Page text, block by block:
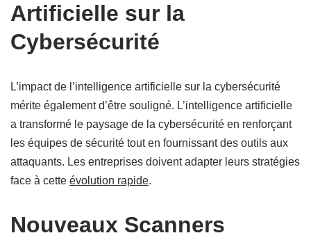
Artificielle sur la
Cybersécurité
L’impact de l’intelligence artificielle sur la cybersécurité
mérite également d’être souligné. L’intelligence artificielle
a transformé le paysage de la cybersécurité en renforçant
les équipes de sécurité tout en fournissant des outils aux
attaquants. Les entreprises doivent adapter leurs stratégies
face à cette évolution rapide.
Nouveaux Scanners